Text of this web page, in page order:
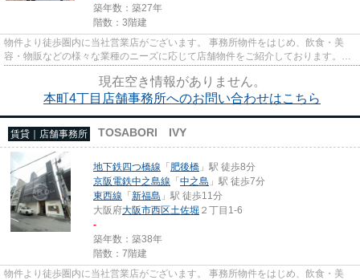
築年数：築27年
階数：3階建
物件より徒歩圏内に当社営業店がございます。 事務所物件をはじめ、飲食・美
容・物販などの様々な業種のニーズに応じて店舗物件をご紹介しております。
尚、弊社ではおとり広告は一切...
現在空き情報がありません。
本町4丁目店舗事務所へのお問い合わせはこちら
賃貸｜店舗事務所 TOSABORI IVY
地下鉄四つ橋線 「肥後橋 」駅 徒歩8分
京阪電鉄中之島線 「中之島 」駅 徒歩7分
東西線 「新福島 」駅 徒歩11分
大阪府大阪市西区土佐堀 ２丁目1-6
-
築年数：築38年
階数：7階建
物件より徒歩圏内に当社営業店がございます。 事務所物件をはじめ、飲食・美